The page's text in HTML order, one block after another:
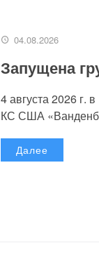
04.08.2026
Запущена
4 августа 2026 г.
КС США
Далее